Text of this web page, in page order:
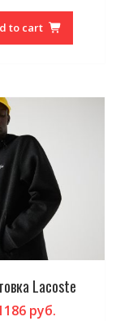
to cart
Lacoste
руб.